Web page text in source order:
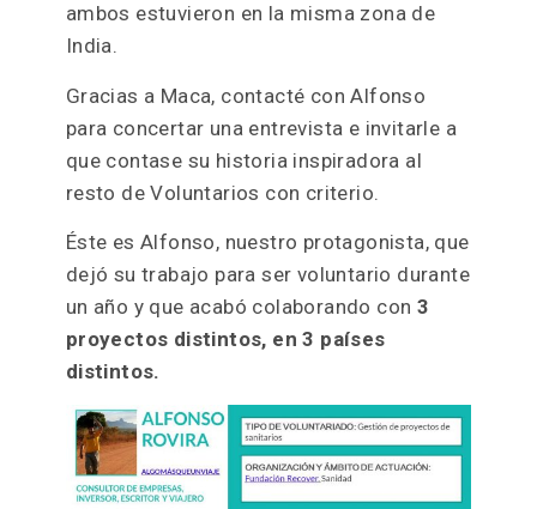
ambos estuvieron en la misma zona de
India.
Gracias a Maca, contacté con Alfonso
para concertar una entrevista e invitarle a
que contase su historia inspiradora al
resto de Voluntarios con criterio.
Éste es Alfonso, nuestro protagonista, que
dejó su trabajo para ser voluntario durante
un año y que acabó colaborando con 3
proyectos distintos, en 3 países
distintos.